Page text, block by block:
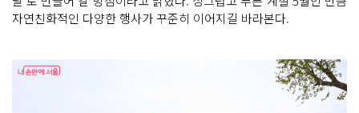
자연친화적인 다양한 행사가 꾸준히 이어지길 바라본다.